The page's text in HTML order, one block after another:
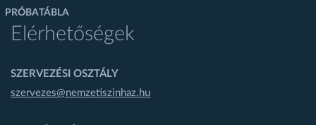
PRÓBATÁBLA
Elérhetőségek
SZERVEZÉSI OSZTÁLY
szervezes@nemzetiszinhaz.hu